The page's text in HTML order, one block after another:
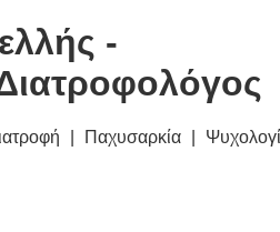
-
Παχυσαρκία